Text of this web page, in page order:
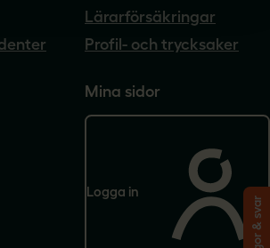
Lärarförsäkringar
Profil- och trycksaker
Mina sidor
Logga in
Frågor & svar